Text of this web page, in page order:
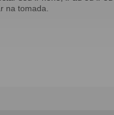
na tomada.